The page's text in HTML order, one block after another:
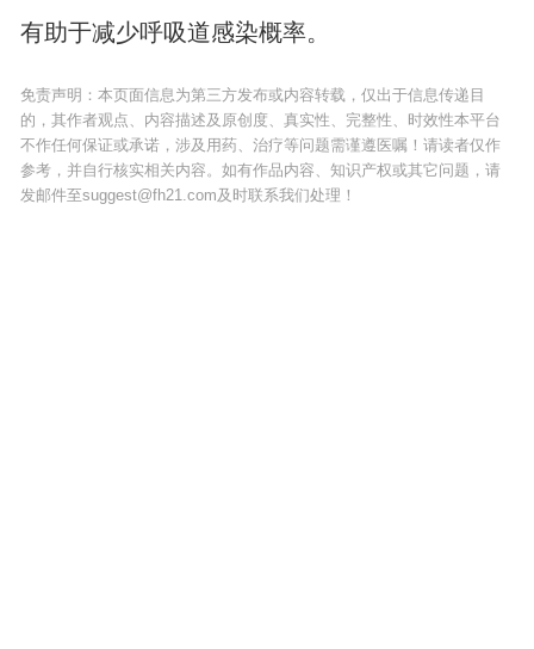
有助于减少呼吸道感染概率。
免责声明：本页面信息为第三方发布或内容转载，仅出于信息传递目
的，其作者观点、内容描述及原创度、真实性、完整性、时效性本平台
不作任何保证或承诺，涉及用药、治疗等问题需谨遵医嘱！请读者仅作
参考，并自行核实相关内容。如有作品内容、知识产权或其它问题，请
发邮件至suggest@fh21.com及时联系我们处理！